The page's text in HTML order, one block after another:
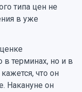
типа цен не
в уже
терминах, но и в
что он
Накануне он